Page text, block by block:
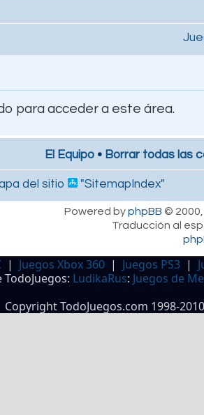
para acceder a este área.
El Equipo • Borrar todas las
del sitio "SitemapIndex"
Powered byphpBB © 2000,
Traducción al
| Juegos Xbox 360 | Juegos PS3 |
TodoJuegos: LudikaRus: Juegos de
Copyright TodoJuegos.com 1998-